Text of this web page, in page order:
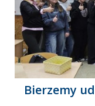
Bierzemy